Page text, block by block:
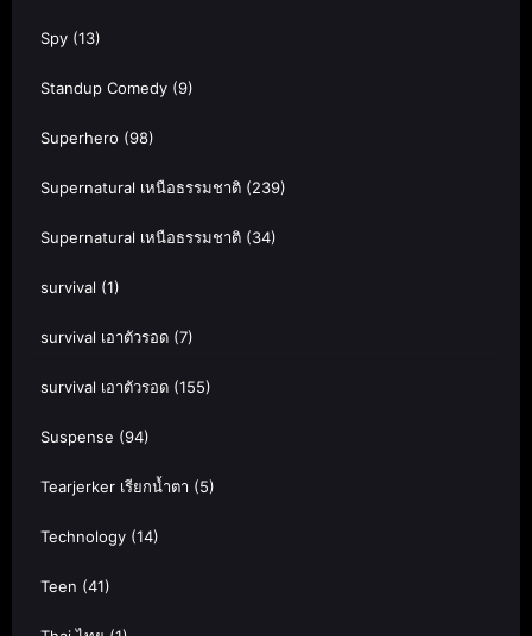
Spy (13)
Standup Comedy (9)
Superhero (98)
Supernatural เหนือธรรมชาติ (239)
Supernatural เหนือธรรมชาติ (34)
survival (1)
survival เอาตัวรอด (7)
survival เอาตัวรอด (155)
Suspense (94)
Tearjerker เรียกน้ำตา (5)
Technology (14)
Teen (41)